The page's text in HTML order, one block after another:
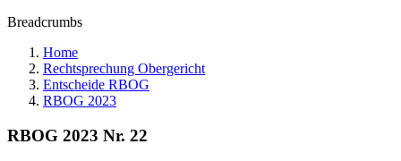
Breadcrumbs
Home
Rechtsprechung Obergericht
Entscheide RBOG
RBOG 2023
RBOG 2023 Nr. 22